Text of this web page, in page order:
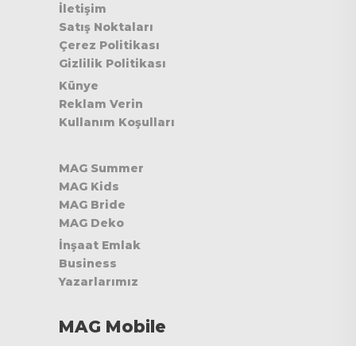
İletişim
Satış Noktaları
Çerez Politikası
Gizlilik Politikası
Künye
Reklam Verin
Kullanım Koşulları
MAG Summer
MAG Kids
MAG Bride
MAG Deko
İnşaat Emlak
Business
Yazarlarımız
MAG Mobile